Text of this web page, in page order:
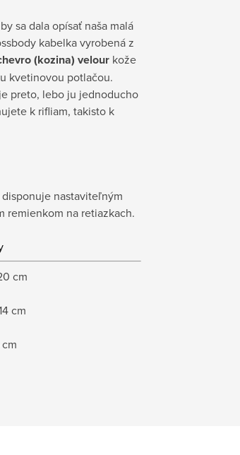
sa dala opísať naša malá
kabelka vyrobená z
(kozina) velour kože
kvetinovou potlačou.
preto, lebo ju jednoducho
k rifliam, takisto k
disponuje nastaviteľným
remienkom na retiazkach.
cm
cm